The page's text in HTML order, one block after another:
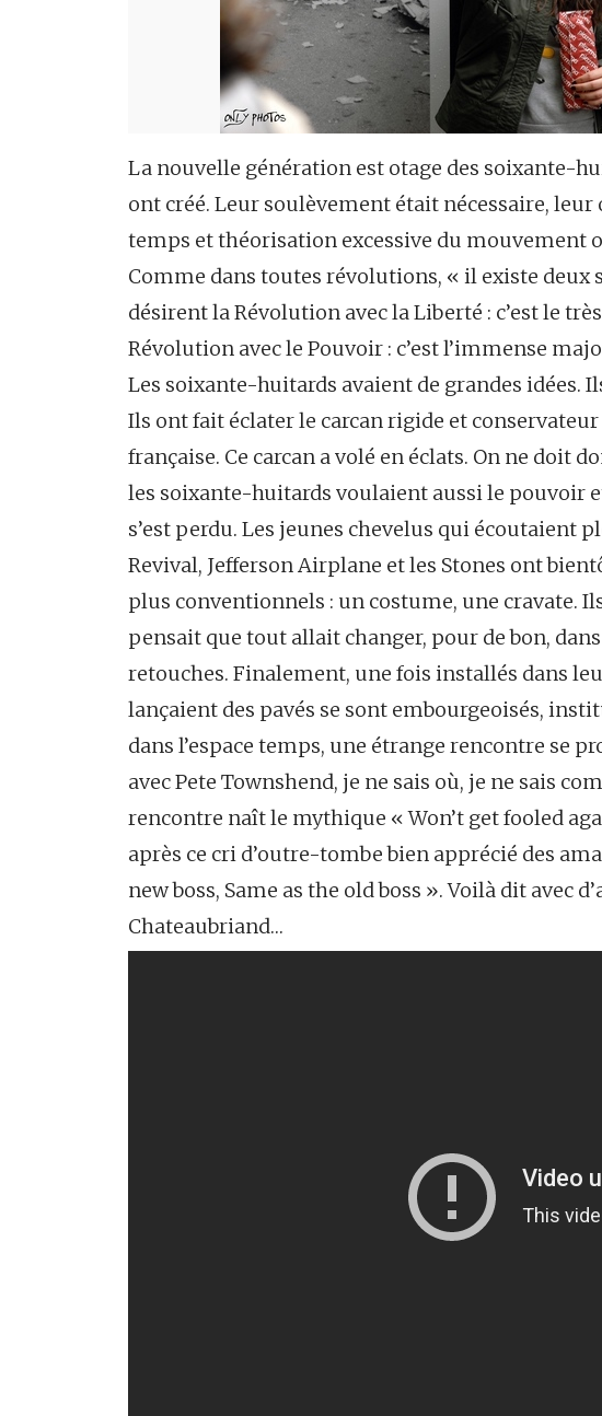
La nouvelle génération est otage des soixante-
ont créé. Leur soulèvement était nécessaire,
temps et théorisation excessive du mouvement
Comme dans toutes révolutions, « il existe deux
désirent la Révolution avec la Liberté : c’est le
Révolution avec le Pouvoir : c’est l’immense
Les soixante-huitards avaient de grandes idées.
Ils ont fait éclater le carcan rigide et
française. Ce carcan a volé en éclats. On ne doit
les soixante-huitards voulaient aussi le pouvoir
s’est perdu. Les jeunes chevelus qui écoutaient
Revival, Jefferson Airplane et les Stones ont
plus conventionnels : un costume, une cravate.
pensait que tout allait changer, pour de bon,
retouches. Finalement, une fois installés dans
lançaient des pavés se sont embourgeoisés,
dans l’espace temps, une étrange rencontre se
avec Pete Townshend, je ne sais où, je ne sais
rencontre naît le mythique « Won’t get fooled
après ce cri d’outre-tombe bien apprécié des
new boss, Same as the old boss ». Voilà dit avec
Chateaubriand…